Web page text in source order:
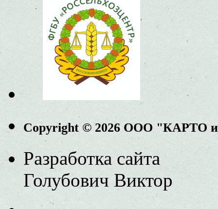
Copyright © 2026 ООО "КАРТО
Разработка сайта
Голубович Виктор